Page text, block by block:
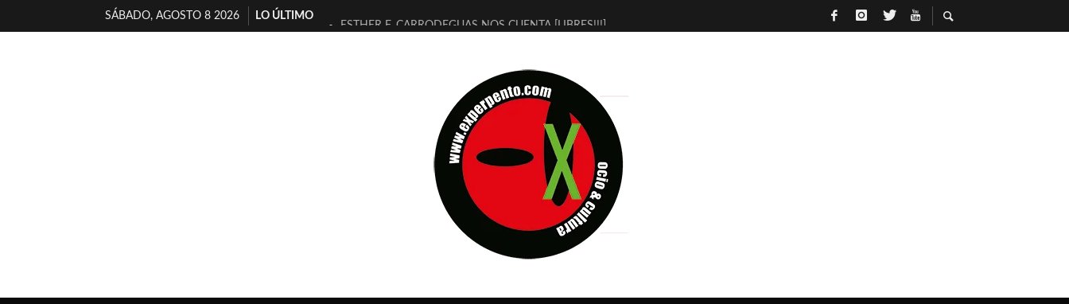
SÁBADO, AGOSTO 8 2026
LO ÚLTIMO
ESTHER F. CARRODEGUAS NOS CUENTA [LIBRES!!!]
[ELECTRA JONDA] DE JUAN GUERRERO ZAMORA
TIMBRE 4, LA ESCUELA DEL DIRECTOR TEATRAL CLAUDIO TOLCACHIR
30 AÑOS (NO ES NADA) DE LA KATARSIS DEL TOMATAZO
MILITARES JUDÍAS EN #EXVITA
D’BALDOMEROS REINVENTAN [BITÁCORA 3.0] EN EXVITA
MARSHALL FLASH PRESENTA EN EXVITA [RELATIVA SENCILLEZ]
JOFRE BARDAGÍ EN EXVITA INTERPRETANDO A SERRAT